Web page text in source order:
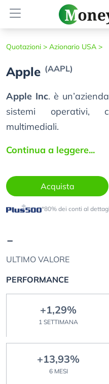
Quotazioni > Azionario USA >
Apple (AAPL)
Apple Inc. è
sistemi operativi,
multimediali.
Continua a leggere...
Acquista
*80% dei conti al
-
ULTIMO VALORE
PERFORMANCE
+1,29%
1 SETTIMANA
+13,93%
6 MESI